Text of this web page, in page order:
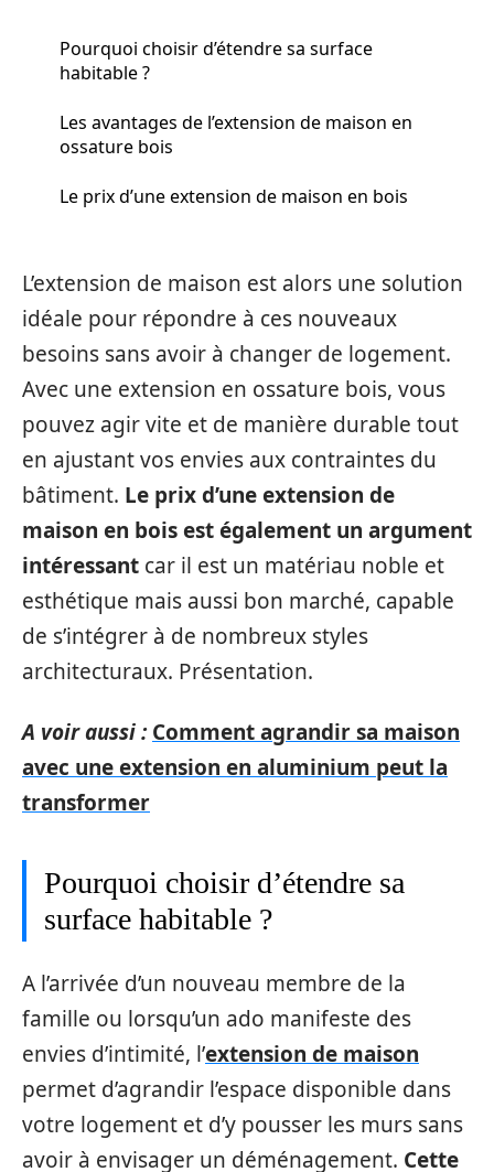
Pourquoi choisir d’étendre sa surface
habitable ?
Les avantages de l’extension de maison en
ossature bois
Le prix d’une extension de maison en bois
L’extension de maison est alors une solution
idéale pour répondre à ces nouveaux
besoins sans avoir à changer de logement.
Avec une extension en ossature bois, vous
pouvez agir vite et de manière durable tout
en ajustant vos envies aux contraintes du
bâtiment. Le prix d’une extension de
maison en bois est également un argument
intéressant car il est un matériau noble et
esthétique mais aussi bon marché, capable
de s’intégrer à de nombreux styles
architecturaux. Présentation.
A voir aussi : Comment agrandir sa maison
avec une extension en aluminium peut la
transformer
Pourquoi choisir d’étendre sa
surface habitable ?
A l’arrivée d’un nouveau membre de la
famille ou lorsqu’un ado manifeste des
envies d’intimité, l’extension de maison
permet d’agrandir l’espace disponible dans
votre logement et d’y pousser les murs sans
avoir à envisager un déménagement. Cette